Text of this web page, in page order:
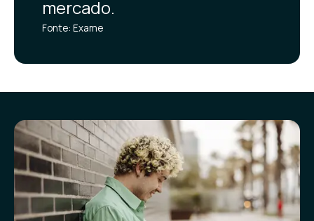
mercado.
Fonte: Exame